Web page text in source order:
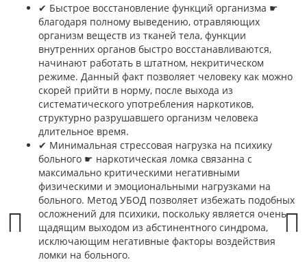
✔︎ Быстрое восстановление функций организма ☛
благодаря полному выведению, отравляющих
организм веществ из тканей тела, функции
внутренних органов быстро восстанавливаются,
начинают работать в штатном, некритическом
режиме. Данный факт позволяет человеку как можно
скорей прийти в норму, после выхода из
систематического употребления наркотиков,
структурно разрушавшего организм человека
длительное время.
✔︎ Минимальная стрессовая нагрузка на психику
больного ☛ наркотическая ломка связанна с
максимально критическими негативными
физическими и эмоциональными нагрузками на
больного. Метод УБОД позволяет избежать подобных
осложнений для психики, поскольку является очень
щадящим выходом из абстинентного синдрома,
исключающим негативные факторы воздействия
ломки на больного.